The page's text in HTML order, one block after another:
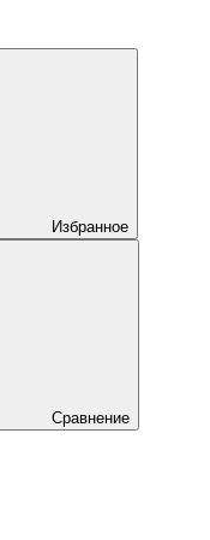
Избранное
Сравнение